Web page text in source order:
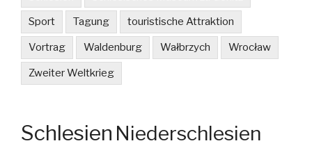
Sport Tagung touristische Attraktion
Vortrag Waldenburg Wałbrzych Wrocław
Zweiter Weltkrieg
Schlesien Niederschlesien